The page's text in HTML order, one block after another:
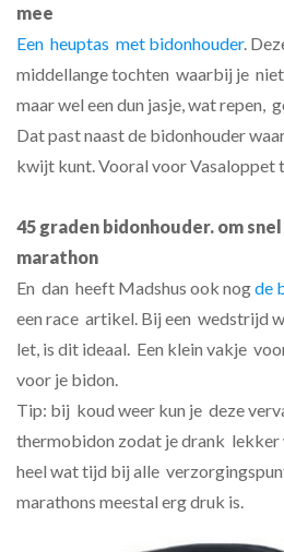
mee
Een heuptas met bidonhouder.
middellange tochten waarbij je niet
maar wel een dun jasje, wat repen,
Dat past naast de bidonhouder
kwijt kunt. Vooral voor Vasaloppet
45 graden bidonhouder. om
marathon
En dan heeft Madshus ook nogde
een race artikel. Bij een wedstrijd
let, is dit ideaal. Een klein vakje
voor je bidon.
Tip: bij koud weer kun je deze
thermobidon zodat je drank
heel wat tijd bij alle
marathons meestal erg druk is.